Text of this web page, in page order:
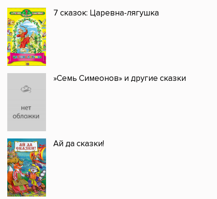
7 сказок: Царевна-лягушка
»Семь Симеонов» и другие сказки
Ай да сказки!